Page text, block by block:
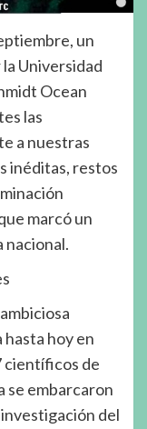
un
Universidad
Ocean
las
a nuestras
inéditas, restos
marcó un
nacional.
hoy en
científicos de
se embarcaron
del